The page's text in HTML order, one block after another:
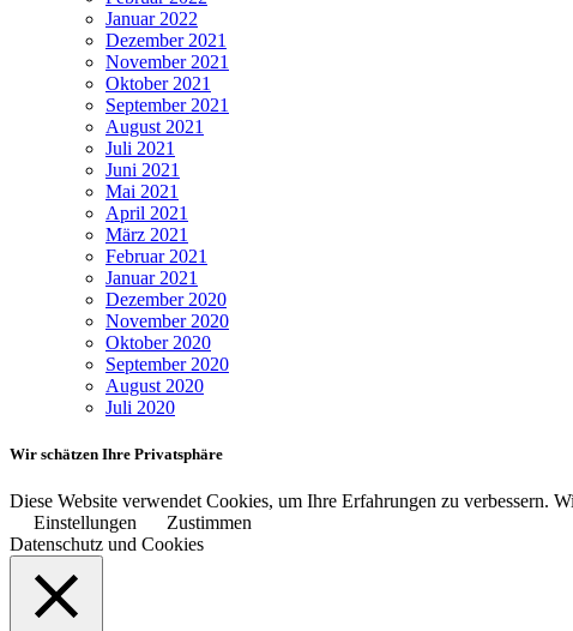
Januar 2022
Dezember 2021
November 2021
Oktober 2021
September 2021
August 2021
Juli 2021
Juni 2021
Mai 2021
April 2021
März 2021
Februar 2021
Januar 2021
Dezember 2020
November 2020
Oktober 2020
September 2020
August 2020
Juli 2020
Wir schätzen Ihre Privatsphäre
Diese Website verwendet Cookies, um Ihre Erfahrungen zu verbessern.
Einstellungen
Zustimmen
Datenschutz und Cookies